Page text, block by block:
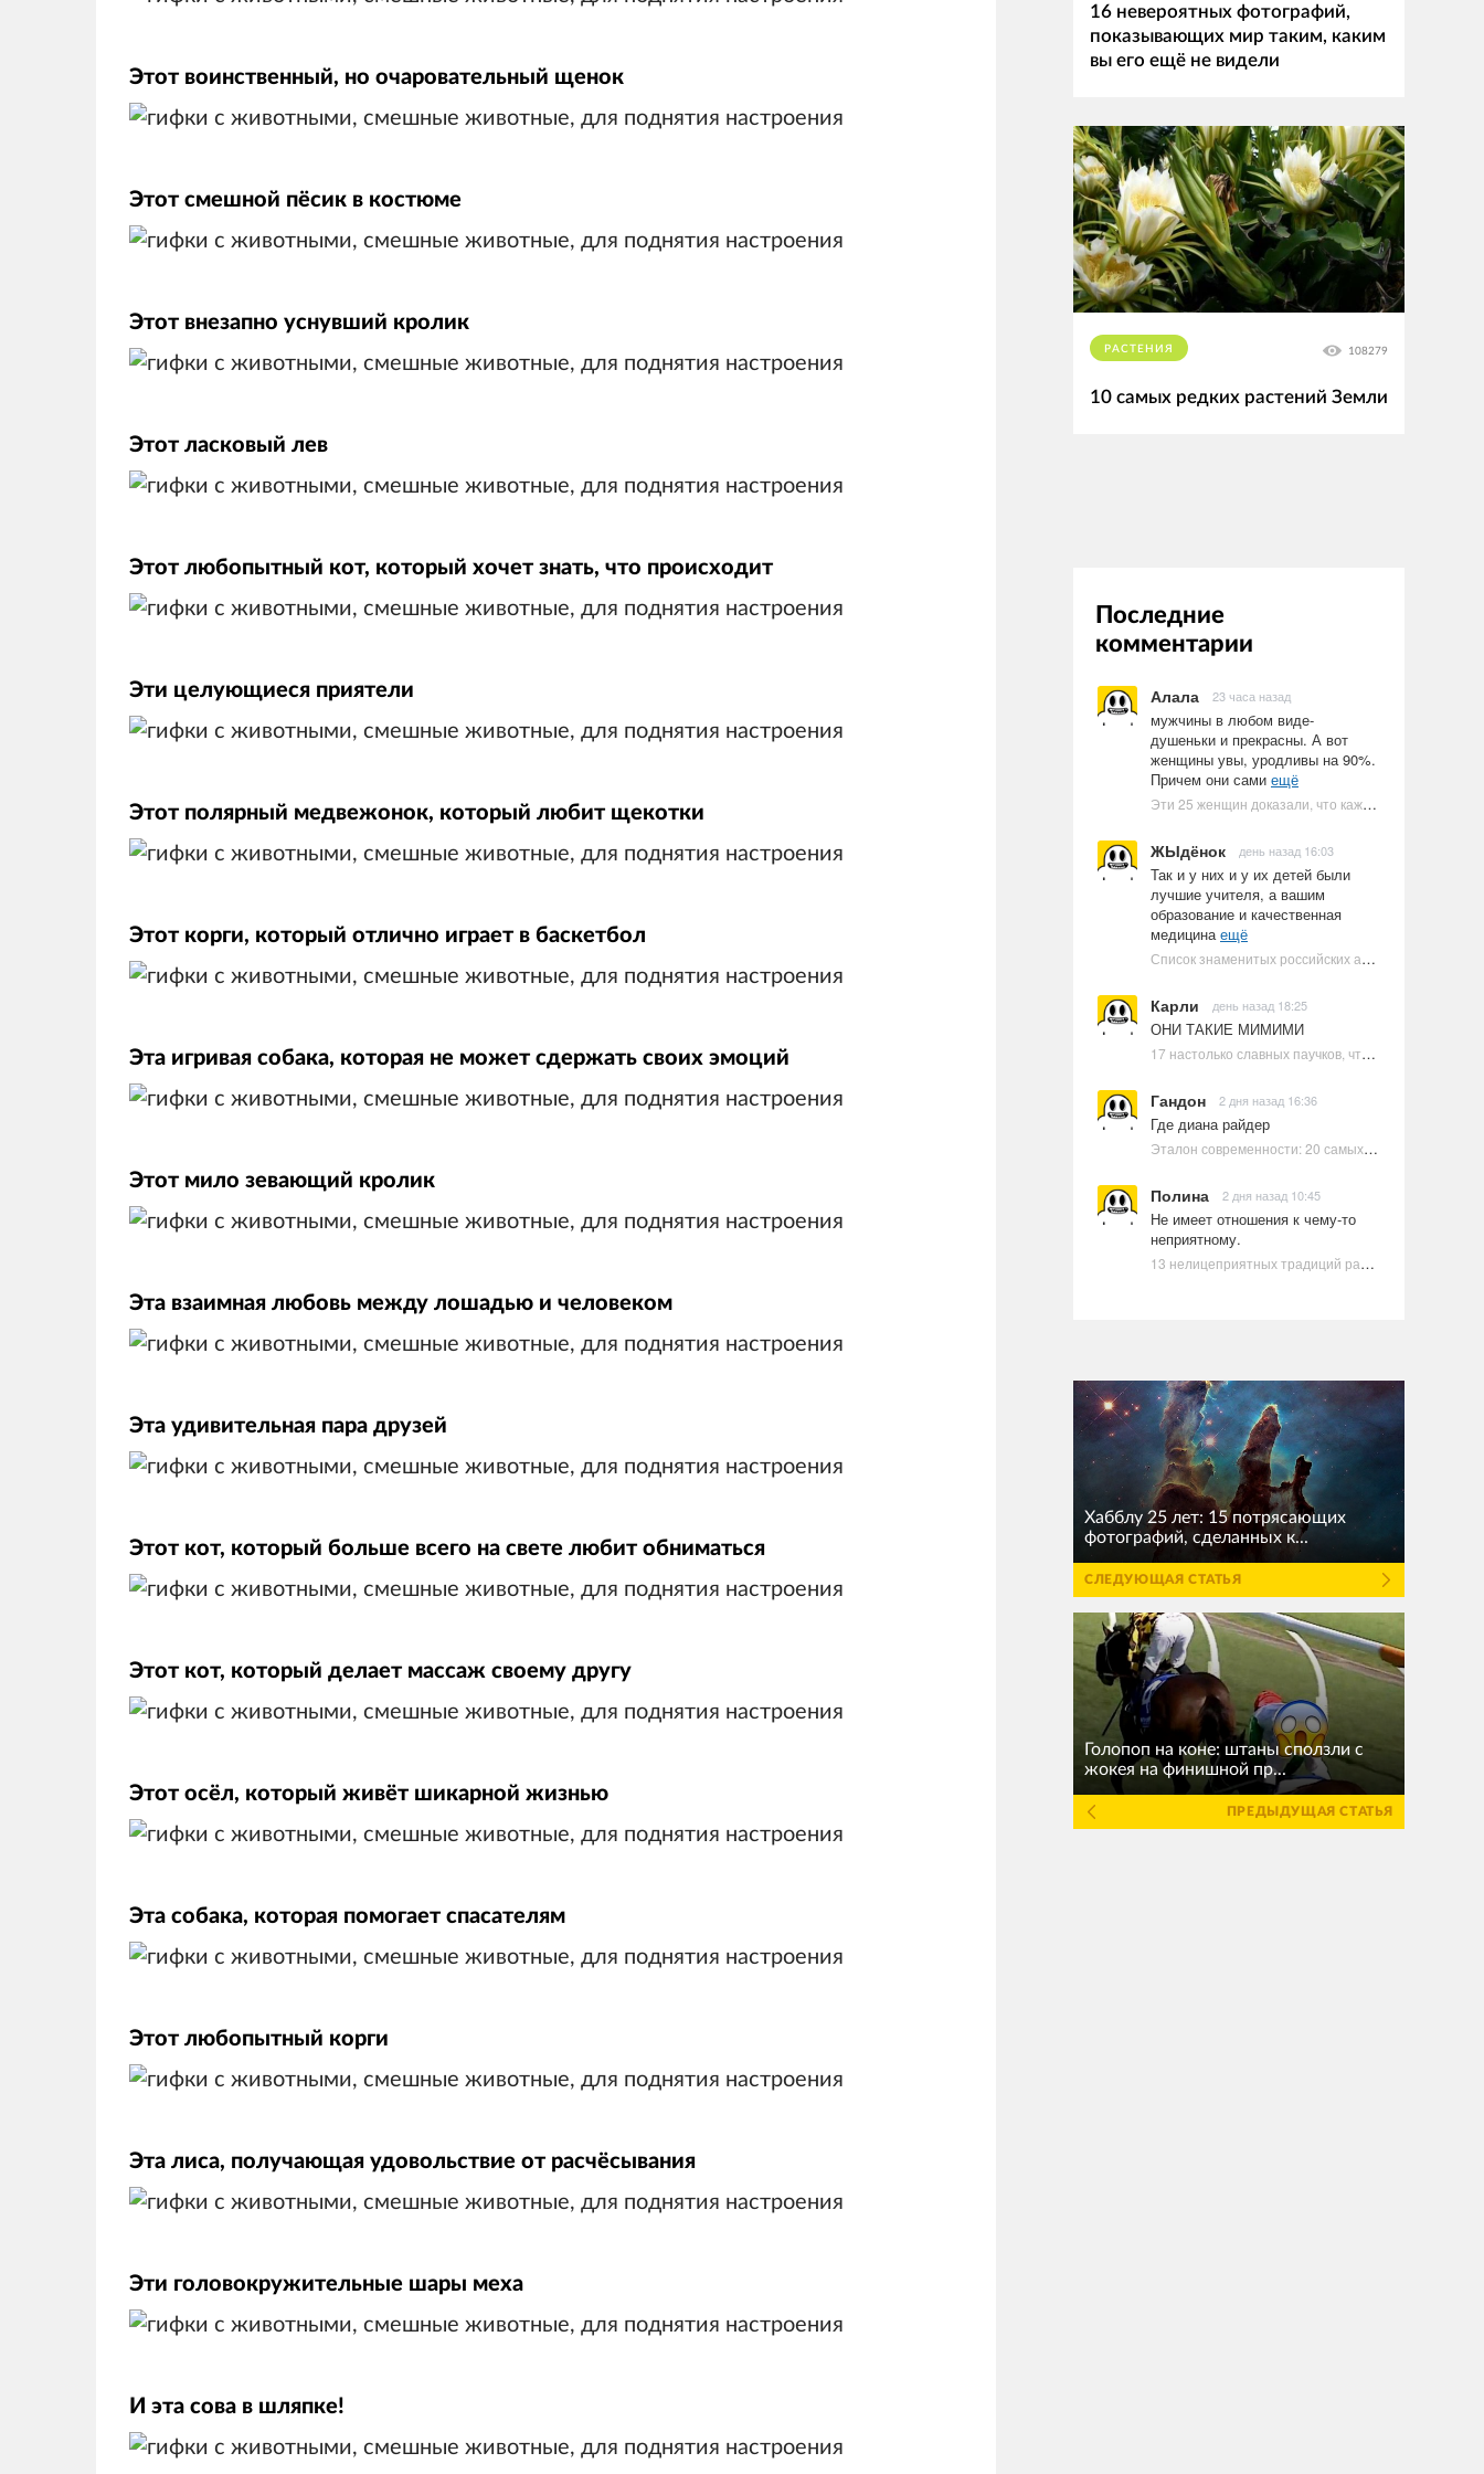
Этот воинственный, но очаровательный щенок
Этот смешной пёсик в костюме
Этот внезапно уснувший кролик
Этот ласковый лев
Этот любопытный кот, который хочет знать, что происходит
Эти целующиеся приятели
Этот полярный медвежонок, который любит щекотки
Этот корги, который отлично играет в баскетбол
Эта игривая собака, которая не может сдержать своих эмоций
Этот мило зевающий кролик
Эта взаимная любовь между лошадью и человеком
Эта удивительная пара друзей
Этот кот, который больше всего на свете любит обниматься
Этот кот, который делает массаж своему другу
Этот осёл, который живёт шикарной жизнью
Эта собака, которая помогает спасателям
Этот любопытный корги
Эта лиса, получающая удовольствие от расчёсывания
Эти головокружительные шары меха
И эта сова в шляпке!
16 невероятных фотографий,
показывающих мир таким, каким
вы его ещё не видели
РАСТЕНИЯ 108279
10 самых редких растений Земли
Последние
комментарии
Алала 23 часа назад
мужчины в любом виде-
душеньки и прекрасны. А вот
женщины увы, уродливы на 90%.
Причем они сами ещё
Эти 25 женщин доказали, что каждое тело имеет право быть в бикини
ЖЫдёнок день назад 16:03
Так и у них и у их детей были
лучшие учителя, а вашим
образование и качественная
медицинаещё
Список знаменитых российских артистов-евреев | Ультрамарин
Карли день назад 18:25
ОНИ ТАКИЕ МИМИМИ
17 настолько славных паучков, что даже у арахнофобов появится желание их погладить
Гандон 2 дня назад 16:36
Где диана райдер
Эталон современности: 20 самых красивых и привлекательных актрис Голливуда, по мнению Google | Ультрамарин
Полина 2 дня назад 10:45
Не имеет отношения к чему-то
неприятному.
13 нелицеприятных традиций разных стран, которые могут шокировать неподготовленного человека
Хабблу 25 лет: 15 потрясающих
фотографий, сделанных к...
СЛЕДУЮЩАЯ СТАТЬЯ
Голопоп на коне: штаны сползли с
жокея на финишной пр...
ПРЕДЫДУЩАЯ СТАТЬЯ